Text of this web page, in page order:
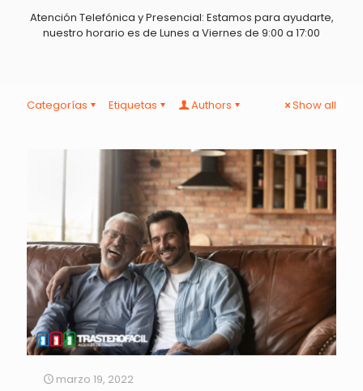
Atención Telefónica y Presencial: Estamos para ayudarte,
nuestro horario es de Lunes a Viernes de 9:00 a 17:00
Categorías Etiquetas Authors Show all
marzo 19, 2022